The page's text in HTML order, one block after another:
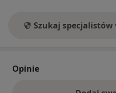
Szukaj specjalistów
Opinie